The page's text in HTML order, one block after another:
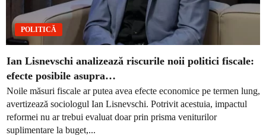
POLITICĂ
Ian Lisnevschi analizează riscurile noii politici fiscale:
efecte posibile asupra…
Noile măsuri fiscale ar putea avea efecte economice pe termen lung,
avertizează sociologul Ian Lisnevschi. Potrivit acestuia, impactul
reformei nu ar trebui evaluat doar prin prisma veniturilor
suplimentare la buget,...